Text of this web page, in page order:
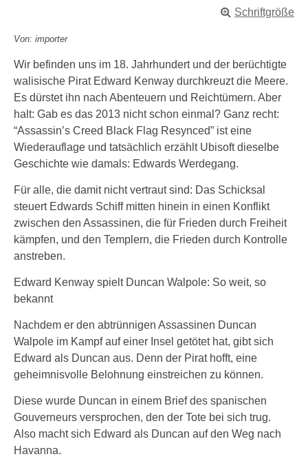
Schriftgröße
Von: importer
Wir befinden uns im 18. Jahrhundert und der berüchtigte
walisische Pirat Edward Kenway durchkreuzt die Meere.
Es dürstet ihn nach Abenteuern und Reichtümern. Aber
halt: Gab es das 2013 nicht schon einmal? Ganz recht:
“Assassin’s Creed Black Flag Resynced” ist eine
Wiederauflage und tatsächlich erzählt Ubisoft dieselbe
Geschichte wie damals: Edwards Werdegang.
Für alle, die damit nicht vertraut sind: Das Schicksal
steuert Edwards Schiff mitten hinein in einen Konflikt
zwischen den Assassinen, die für Frieden durch Freiheit
kämpfen, und den Templern, die Frieden durch Kontrolle
anstreben.
Edward Kenway spielt Duncan Walpole: So weit, so
bekannt
Nachdem er den abtrünnigen Assassinen Duncan
Walpole im Kampf auf einer Insel getötet hat, gibt sich
Edward als Duncan aus. Denn der Pirat hofft, eine
geheimnisvolle Belohnung einstreichen zu können.
Diese wurde Duncan in einem Brief des spanischen
Gouverneurs versprochen, den der Tote bei sich trug.
Also macht sich Edward als Duncan auf den Weg nach
Havanna.